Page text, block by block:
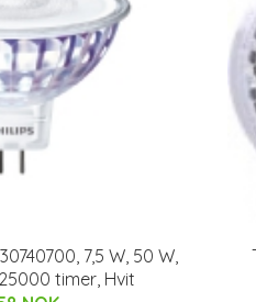
7,5 W, 50 W,
timer, Hvit